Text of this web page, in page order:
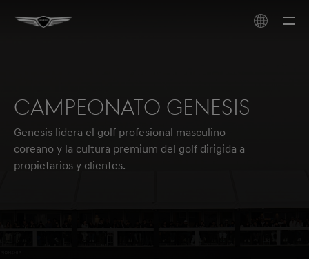
CAMPEONATO GENESIS
Genesis lidera el golf profesional masculino
coreano y la cultura premium del golf dirigida a
propietarios y clientes.